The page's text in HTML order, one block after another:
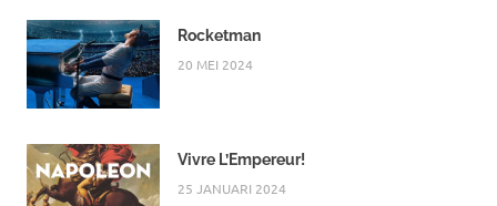
Rocketman
20 MEI 2024
Vivre L’Empereur!
25 JANUARI 2024